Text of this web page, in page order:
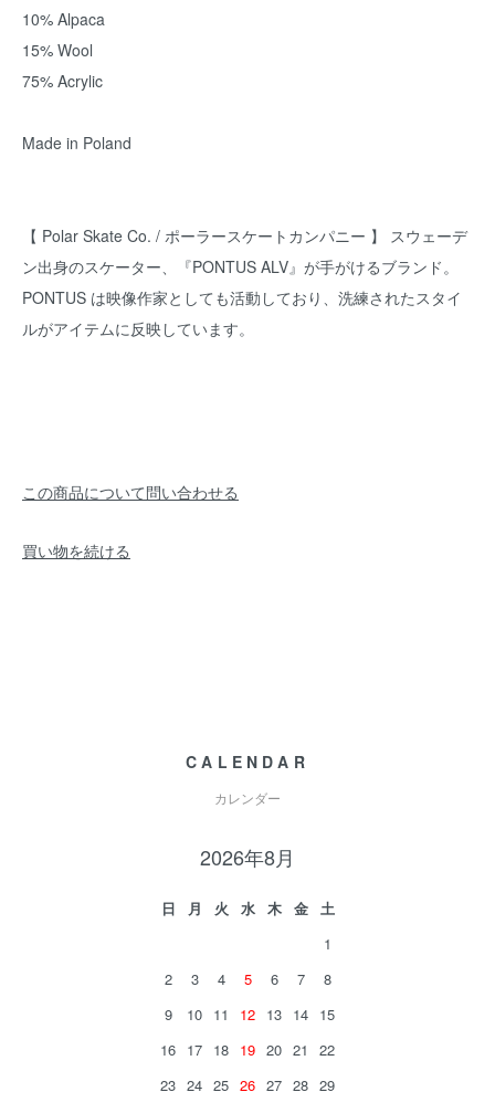
10% Alpaca
15% Wool
75% Acrylic
Made in Poland
【 Polar Skate Co. / ポーラースケートカンパニー 】 スウェーデ
ン出身のスケーター、『PONTUS ALV』が手がけるブランド。
PONTUS は映像作家としても活動しており、洗練されたスタイ
ルがアイテムに反映しています。
この商品について問い合わせる
買い物を続ける
CALENDAR
カレンダー
2026年8月
日 月 火 水 木 金
土
1
2
3 4 5 6 7
8
9
10 11 12 13 14 15
16 17 18 19 20 21
22
23 24 25 26 27 28 29